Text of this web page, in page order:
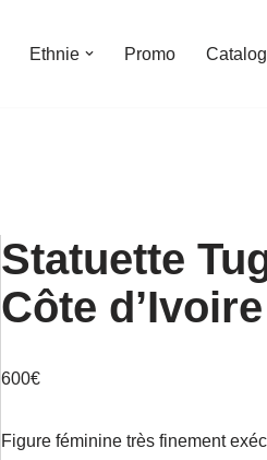
Ethnie Promo
Statuette
Côte d’Ivoire
600€
Figure féminine très finement